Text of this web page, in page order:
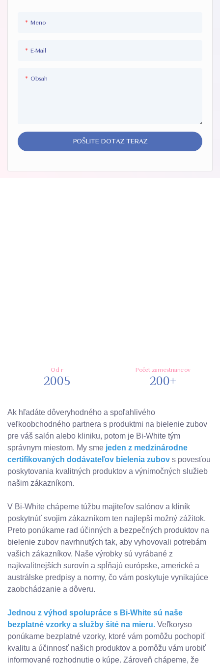
Meno
E-Mail
Obsah
POŠLITE DOTAZ TERAZ
Od r
2005
Počet zamestnancov
200+
Ak hľadáte dôveryhodného a spoľahlivého
veľkoobchodného partnera s produktmi na bielenie zubov
pre váš salón alebo kliniku, potom je Bi-White tým
správnym miestom. My sme jeden z medzinárodne
certifikovaných dodávateľov bielenia zubov s povesťou
poskytovania kvalitných produktov a výnimočných služieb
našim zákazníkom.
V Bi-White chápeme túžbu majiteľov salónov a kliník
poskytnúť svojim zákazníkom ten najlepší možný zážitok.
Preto ponúkame rad účinných a bezpečných produktov na
bielenie zubov navrhnutých tak, aby vyhovovali potrebám
vašich zákazníkov. Naše výrobky sú vyrábané z
najkvalitnejších surovín a spĺňajú európske, americké a
austrálske predpisy a normy, čo vám poskytuje vynikajúce
zaobchádzanie a dôveru.
Jednou z výhod spolupráce s Bi-White sú naše
bezplatné vzorky a služby šité na mieru. Veľkoryso
ponúkame bezplatné vzorky, ktoré vám pomôžu pochopiť
kvalitu a účinnosť našich produktov a pomôžu vám urobiť
informované rozhodnutie o kúpe. Zároveň chápeme, že